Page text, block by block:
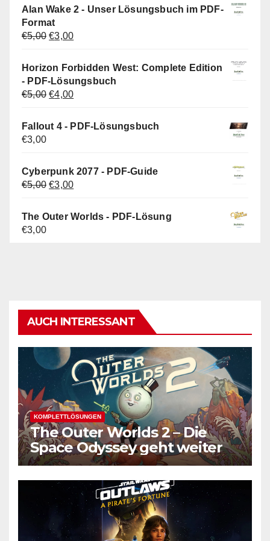
Alan Wake 2 - Unser Lösungsbuch im PDF-
Format
€5,00 Ursprünglicher
war:
€5,00
€3,00Aktueller
ist:
€3,00.
Horizon Forbidden West: Complete Edition
- PDF-Lösungsbuch
€5,00 Ursprünglicher
war:
€4,00Aktueller
ist:
Fallout 4 - PDF-Lösungsbuch
€3,00
Cyberpunk 2077 - PDF-Guide
€5,00 Ursprünglicher
€3,00Aktueller
ist:
The Outer Worlds - PDF-Lösung
€3,00
AUCH INTERESSANT
KOMPLETTLÖSUNGEN
The Outer Worlds 2 – Die
Space Odyssey geht weiter